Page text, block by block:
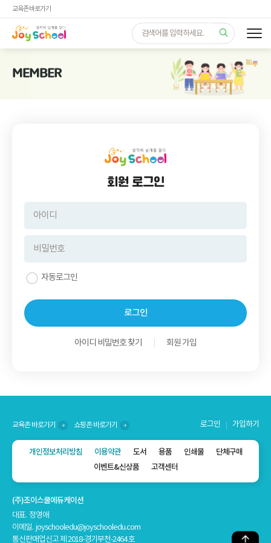
교육존 바로가기
MEMBER
회원 로그인
자동로그인
아이디 비밀번호 찾기 회원 가입
교육존 바로가기 쇼핑존 바로가기 로그인 가입하기
개인정보처리방침 이용약관 도서 용품 인쇄물
단체구매
이벤트&신상품
고객센터
(주)조이스쿨에듀케이션
대표. 정영애
이메일. joyschooledu@joyschooledu.com
통신판매업신고 제 2018-경기부천-2464 호